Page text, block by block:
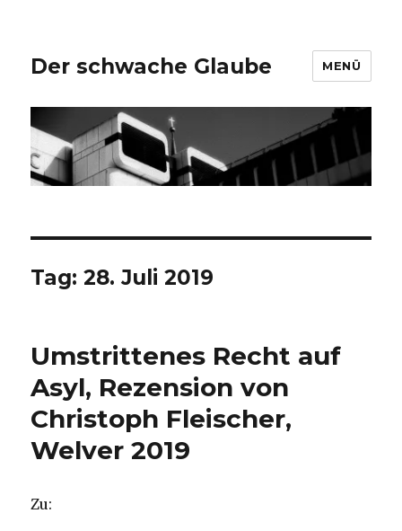
Der schwache Glaube MENÜ
Tag:28. Juli 2019
Umstrittenes Recht auf
Asyl, Rezension von
Christoph Fleischer,
Welver 2019
Zu: